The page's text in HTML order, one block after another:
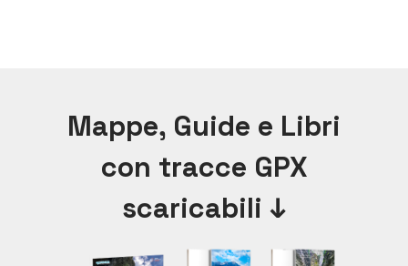
Mappe, Guide e Libri
con tracce GPX
scaricabili ↓